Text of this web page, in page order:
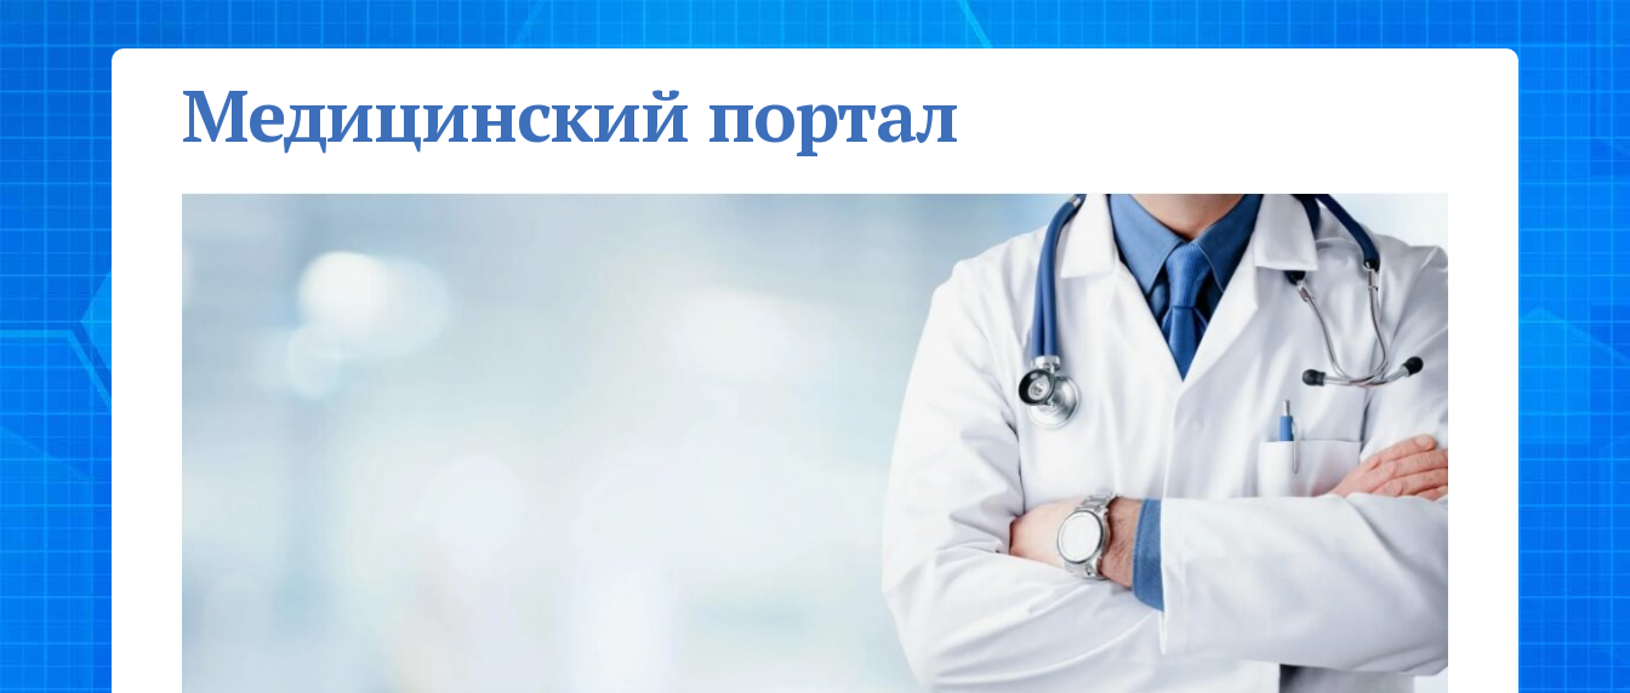
Медицинский портал